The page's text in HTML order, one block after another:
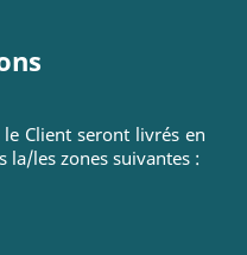
Client seront livrés en
la/les zones suivantes :